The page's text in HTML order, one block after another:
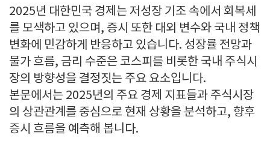
2025년 대한민국 경제는 저성장 기조 속에서 회복세
를 모색하고 있으며, 증시 또한 대외 변수와 국내 정책
변화에 민감하게 반응하고 있습니다. 성장률 전망과
물가 흐름, 금리 수준은 코스피를 비롯한 국내 주식시
장의 방향성을 결정짓는 주요 요소입니다.
본문에서는 2025년의 주요 경제 지표들과 주식시장
의 상관관계를 중심으로 현재 상황을 분석하고, 향후
증시 흐름을 예측해 봅니다.